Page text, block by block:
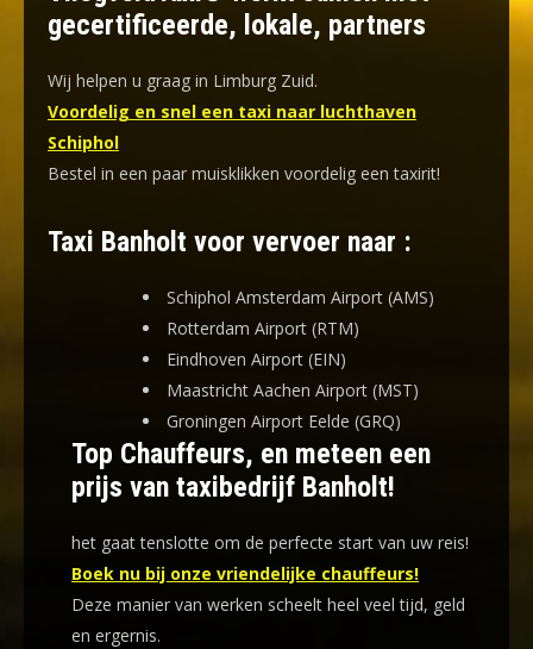
gecertificeerde, lokale, partners
Wij helpen u graag in Limburg Zuid.
Voordelig en snel een taxi naar luchthaven
Schiphol
Bestel in een paar muisklikken voordelig een taxirit!
Taxi Banholt voor vervoer naar :
Schiphol Amsterdam Airport (AMS)
Rotterdam Airport (RTM)
Eindhoven Airport (EIN)
Maastricht Aachen Airport (MST)
Groningen Airport Eelde (GRQ)
Top Chauffeurs, en meteen een
prijs van taxibedrijf Banholt!
het gaat tenslotte om de perfecte start van uw reis!
Boek nu bij onze vriendelijke chauffeurs!
Deze manier van werken scheelt heel veel tijd, geld
en ergernis.